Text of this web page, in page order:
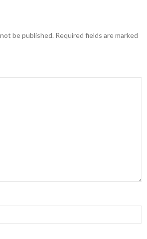
be published. Required fields are marked